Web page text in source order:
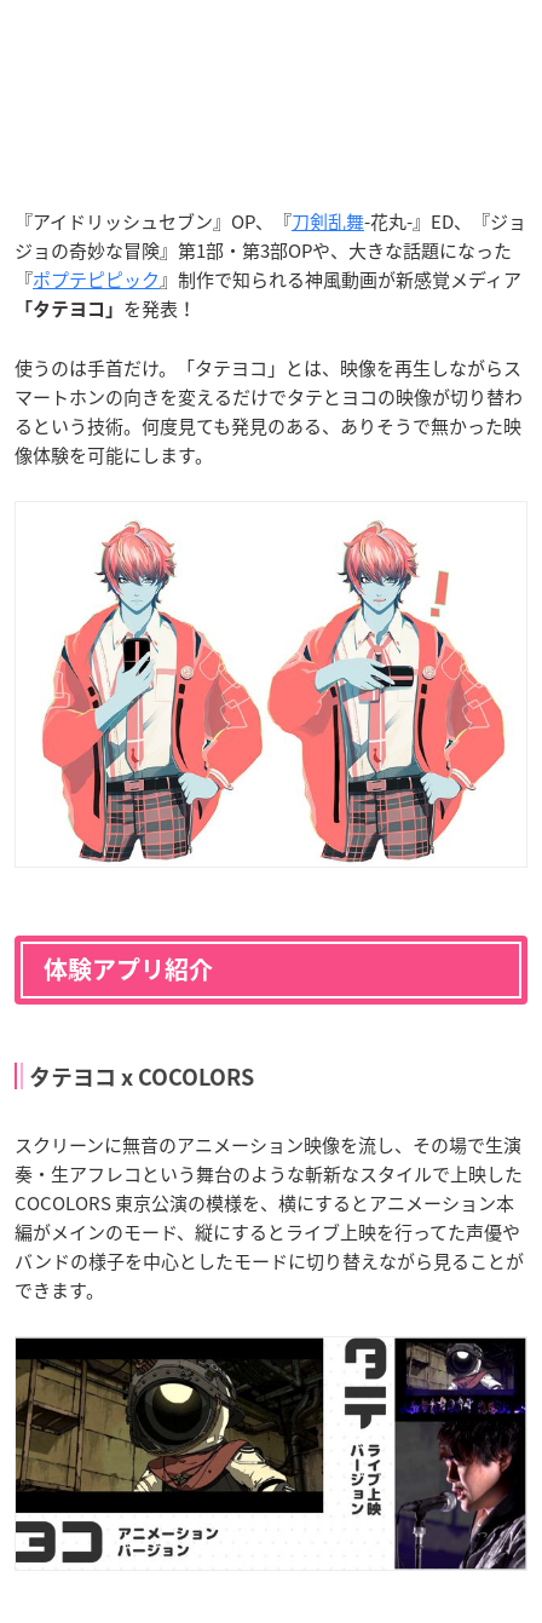
『アイドリッシュセブン』OP、『刀剣乱舞-花丸-』ED、『ジョ
ジョの奇妙な冒険』第1部・第3部OPや、大きな話題になった
『ポプテピピック』制作で知られる神風動画が新感覚メディア
「タテヨコ」 を発表！
使うのは手首だけ。「タテヨコ」とは、映像を再生しながらス
マートホンの向きを変えるだけでタテとヨコの映像が切り替わ
るという技術。何度見ても発見のある、ありそうで無かった映
像体験を可能にします。
体験アプリ紹介
タテヨコ x COCOLORS
スクリーンに無音のアニメーション映像を流し、その場で生演
奏・生アフレコという舞台のような斬新なスタイルで上映した
COCOLORS 東京公演の模様を、横にするとアニメーション本
編がメインのモード、縦にするとライブ上映を行ってた声優や
バンドの様子を中心としたモードに切り替えながら見ることが
できます。